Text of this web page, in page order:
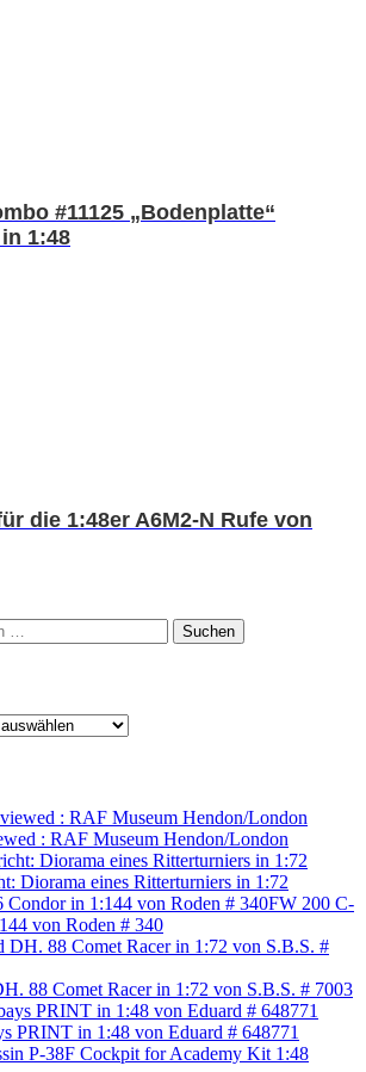
#11125 „Bodenplatte“
1:48
die 1:48er A6M2-N Rufe von
Suchen
: RAF Museum Hendon/London
Diorama eines Ritterturniers in 1:72
FW 200 C-
von Roden # 340
88 Comet Racer in 1:72 von S.B.S. # 7003
PRINT in 1:48 von Eduard # 648771